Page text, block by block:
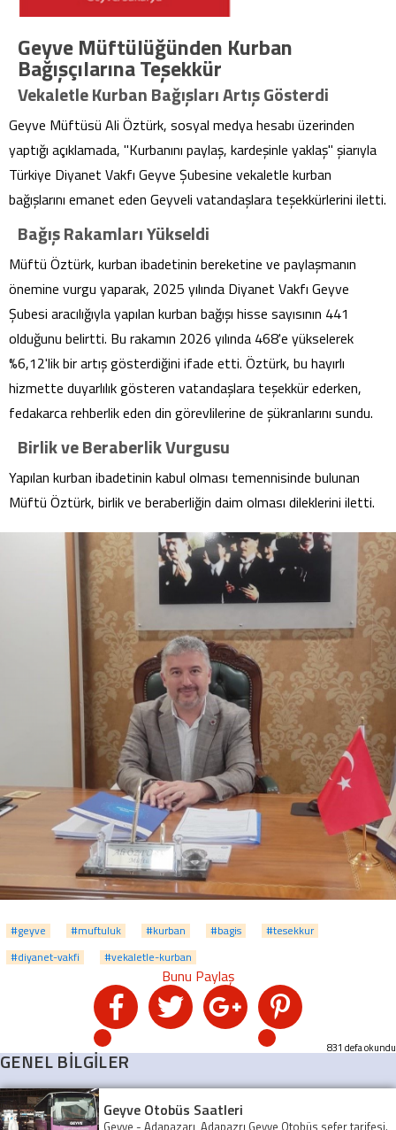
Geyve Müftülüğünden Kurban
Bağışçılarına Teşekkür
Vekaletle Kurban Bağışları Artış Gösterdi
Geyve Müftüsü Ali Öztürk, sosyal medya hesabı üzerinden
yaptığı açıklamada, "Kurbanını paylaş, kardeşinle yaklaş" şiarıyla
Türkiye Diyanet Vakfı Geyve Şubesine vekaletle kurban
bağışlarını emanet eden Geyveli vatandaşlara teşekkürlerini iletti.
Bağış Rakamları Yükseldi
Müftü Öztürk, kurban ibadetinin bereketine ve paylaşmanın
önemine vurgu yaparak, 2025 yılında Diyanet Vakfı Geyve
Şubesi aracılığıyla yapılan kurban bağışı hisse sayısının 441
olduğunu belirtti. Bu rakamın 2026 yılında 468'e yükselerek
%6,12'lik bir artış gösterdiğini ifade etti. Öztürk, bu hayırlı
hizmette duyarlılık gösteren vatandaşlara teşekkür ederken,
fedakarca rehberlik eden din görevlilerine de şükranlarını sundu.
Birlik ve Beraberlik Vurgusu
Yapılan kurban ibadetinin kabul olması temennisinde bulunan
Müftü Öztürk, birlik ve beraberliğin daim olması dileklerini iletti.
#geyve #muftuluk #kurban #bagis
#tesekkur
#diyanet-vakfi
#vekaletle-kurban
831 defa okundu
GENEL BİLGİLER
Geyve Otobüs Saatleri